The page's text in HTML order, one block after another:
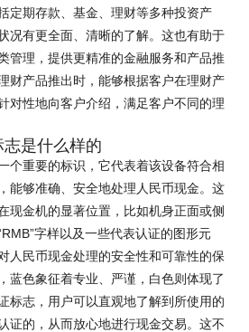
定期存款、基金、理财等多种投资产
况有更全面、清晰的了解。这也有助于
管理，提供更精准的金融服务和产品推
财产品推出时，能够根据客户在理财产
对性地向客户介绍，满足客户不同的理
是什么样的
个重要的标识，它代表着该设备符合相
能够准确、安全地处理人民币现金。这
现金机的显著位置，比如机身正面或侧
字样以及一些代表认证的图形元
人民币现金处理的安全性和可靠性的保
蓝色象征着专业、严谨，白色则体现了
标志，用户可以直观地了解到所使用的
证的，从而放心地进行现金交易。这不